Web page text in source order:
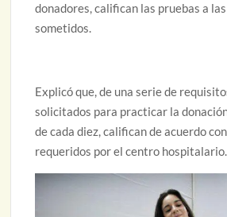
donadores, califican las pruebas a
sometidos.
Explicó que, de una serie de
solicitados para practicar la
de cada diez, califican de acuerdo
requeridos por el centro hospitalario.